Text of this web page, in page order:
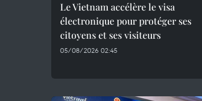
Le Vietnam accélère le visa
électronique pour protéger ses
citoyens et ses visiteurs
05/08/2026 02:45